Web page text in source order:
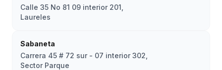
Calle 35 No 81 09 interior 201,
Laureles
Sabaneta
Carrera 45 # 72 sur - 07 interior 302,
Sector Parque